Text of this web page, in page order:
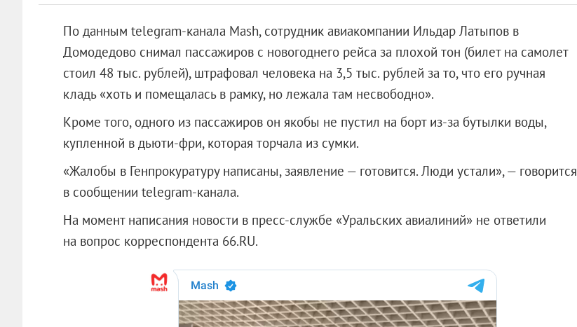
По данным telegram-канала Mash, сотрудник авиакомпании Ильдар Латыпов в
Домодедово снимал пассажиров с новогоднего рейса за плохой тон (билет на самолет
стоил 48 тыс. рублей), штрафовал человека на 3,5 тыс. рублей за то, что его ручная
кладь «хоть и помещалась в рамку, но лежала там несвободно».
Кроме того, одного из пассажиров он якобы не пустил на борт из-за бутылки воды,
купленной в дьюти-фри, которая торчала из сумки.
«Жалобы в Генпрокуратуру написаны, заявление — готовится. Люди устали», — говорится
в сообщении telegram-канала.
На момент написания новости в пресс-службе «Уральских авиалиний» не ответили
на вопрос корреспондента 66.RU.